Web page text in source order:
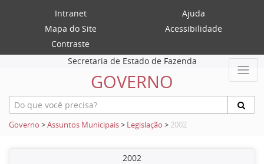
Intranet
Ajuda
Mapa do Site
Acessibilidade
Contraste
Secretaria de Estado de Fazenda
GOVERNO
Governo >Assuntos Municipais> Legislação > 2002
2002